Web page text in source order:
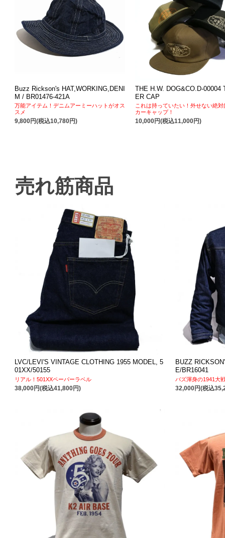
Buzz Rickson's HAT,WORKING,DENI
M / BR01476-421A
万能アイテム！デニムアーミーハットがオス
スメ
9,800円(税込10,780円)
THE H.W. DOG&CO.D-00004
ER CAP
これは持っていたい！外せない絶対
カーキャップ！
10,000円(税込11,000円)
売れ筋商品
LVC/LEVI'S VINTAGE CLOTHING 1955 MODEL, 5
01XX/50155
リアル！501XXペーパーラベル
38,000円(税込41,800円)
BUZZ
E/BR16041
バズ渾身の1941大
32,000円(税込